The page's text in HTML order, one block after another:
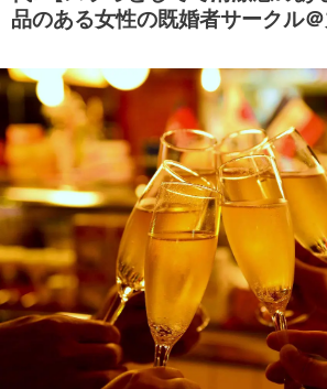
品のある女性の既婚者サークル＠